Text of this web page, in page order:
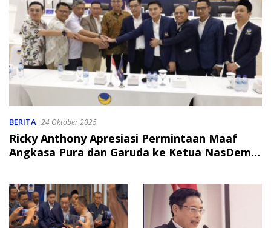
BERITA 24 Oktober 2025
Ricky Anthony Apresiasi Permintaan Maaf
Angkasa Pura dan Garuda ke Ketua NasDem